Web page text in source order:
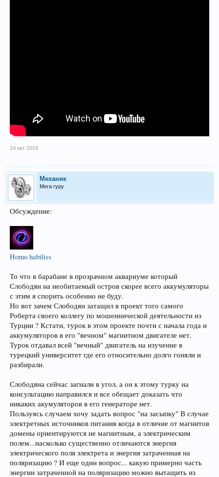
24 окт 2019
Механик
Мега гуру
Обсуждение:
Homo habiliss
То что в барабане в прозрачном аквариуме который
Слободян на необитаемый остров скорее всего аккумуляторы
с этим я спорить особенно не буду.
Но вот зачем Слободян затащил в проект того самого
Роберта своего коллегу по мошеннической деятельности из
Турции ? Кстати, турок в этом проекте почти с начала года и
аккумуляторов в его "вечном" магнитном двигателе нет.
Турок отдавал всей "вечный" двигатель на изучение в
турецкий университет где его относительно долго гоняли и
разбирали.
Слободяна сейчас загнали в угол, а он к этому турку на
консультацию направился и все обещает доказать что
никаких акумуляторов в его генераторе нет.
Пользуясь случаем хочу задать вопрос "на засыпку" В случае
электретных источников питания когда в отличие от магнитов
домены ориентируются не магнитным, а электрическим
полем...насколько существенно отличаются энергия
электрического поля электрета и энергия затраченная на
поляризацию ? И еще один вопрос... какую примерно часть
энергии затраченной на поляризацию можно вытащить из